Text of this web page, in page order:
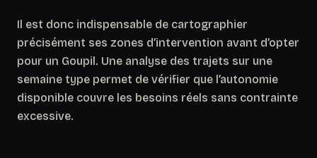
Il est donc indispensable de cartographier
précisément ses zones d’intervention avant d’opter
pour un Goupil. Une analyse des trajets sur une
semaine type permet de vérifier que l’autonomie
disponible couvre les besoins réels sans contrainte
excessive.